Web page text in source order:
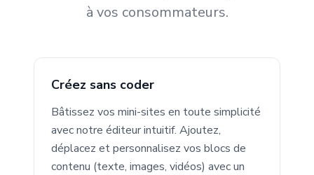
à vos consommateurs.
Créez sans coder
Bâtissez vos mini-sites en toute simplicité
avec notre éditeur intuitif. Ajoutez,
déplacez et personnalisez vos blocs de
contenu (texte, images, vidéos) avec un